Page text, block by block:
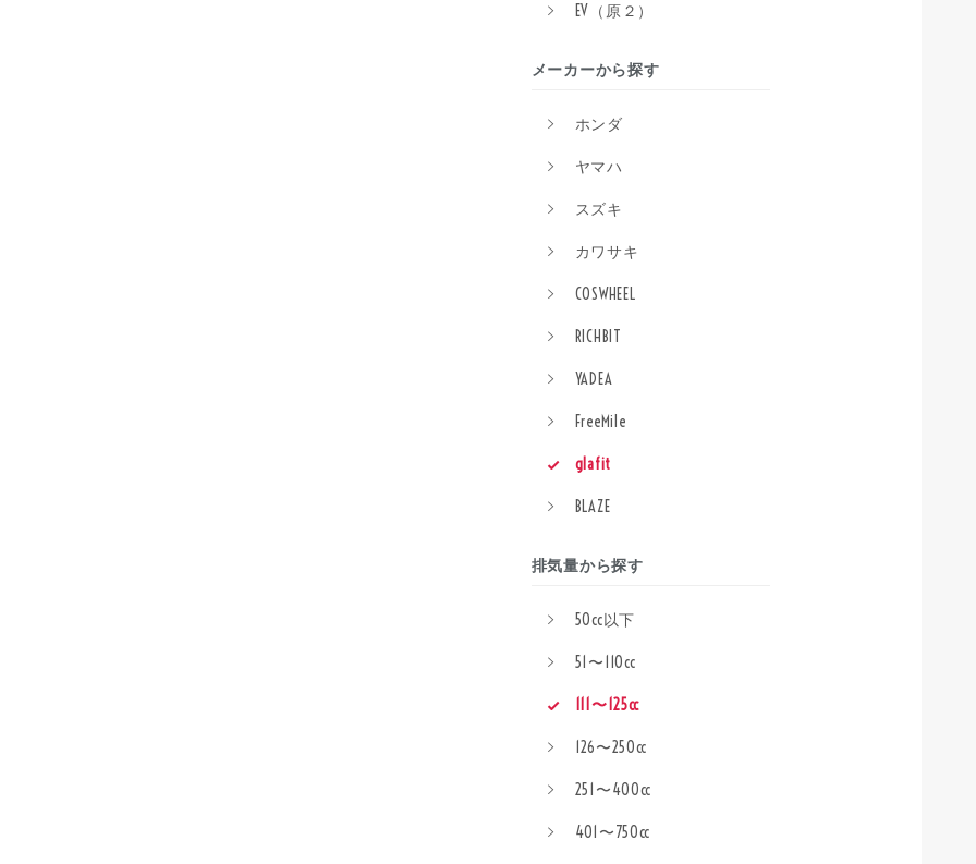
EV（原２）
メーカーから探す
ホンダ
ヤマハ
スズキ
カワサキ
COSWHEEL
RICHBIT
YADEA
FreeMile
glafit
BLAZE
排気量から探す
50cc以下
51〜110cc
111〜125cc
126〜250cc
251〜400cc
401〜750cc